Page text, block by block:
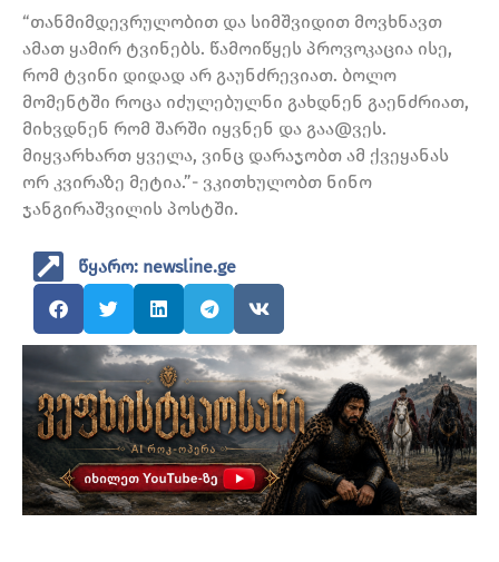
“თანმიმდევრულობით და სიმშვიდით მოვხნავთ
ამათ ყამირ ტვინებს. წამოიწყეს პროვოკაცია ისე,
რომ ტვინი დიდად არ გაუნძრევიათ. ბოლო
მომენტში როცა იძულებულნი გახდნენ გაენძრიათ,
მიხვდნენ რომ შარში იყვნენ და გაა@ვეს.
მიყვარხართ ყველა, ვინც დარაჯობთ ამ ქვეყანას
ორ კვირაზე მეტია.”- ვკითხულობთ ნინო
ჯანგირაშვილის პოსტში.
წყარო: newsline.ge